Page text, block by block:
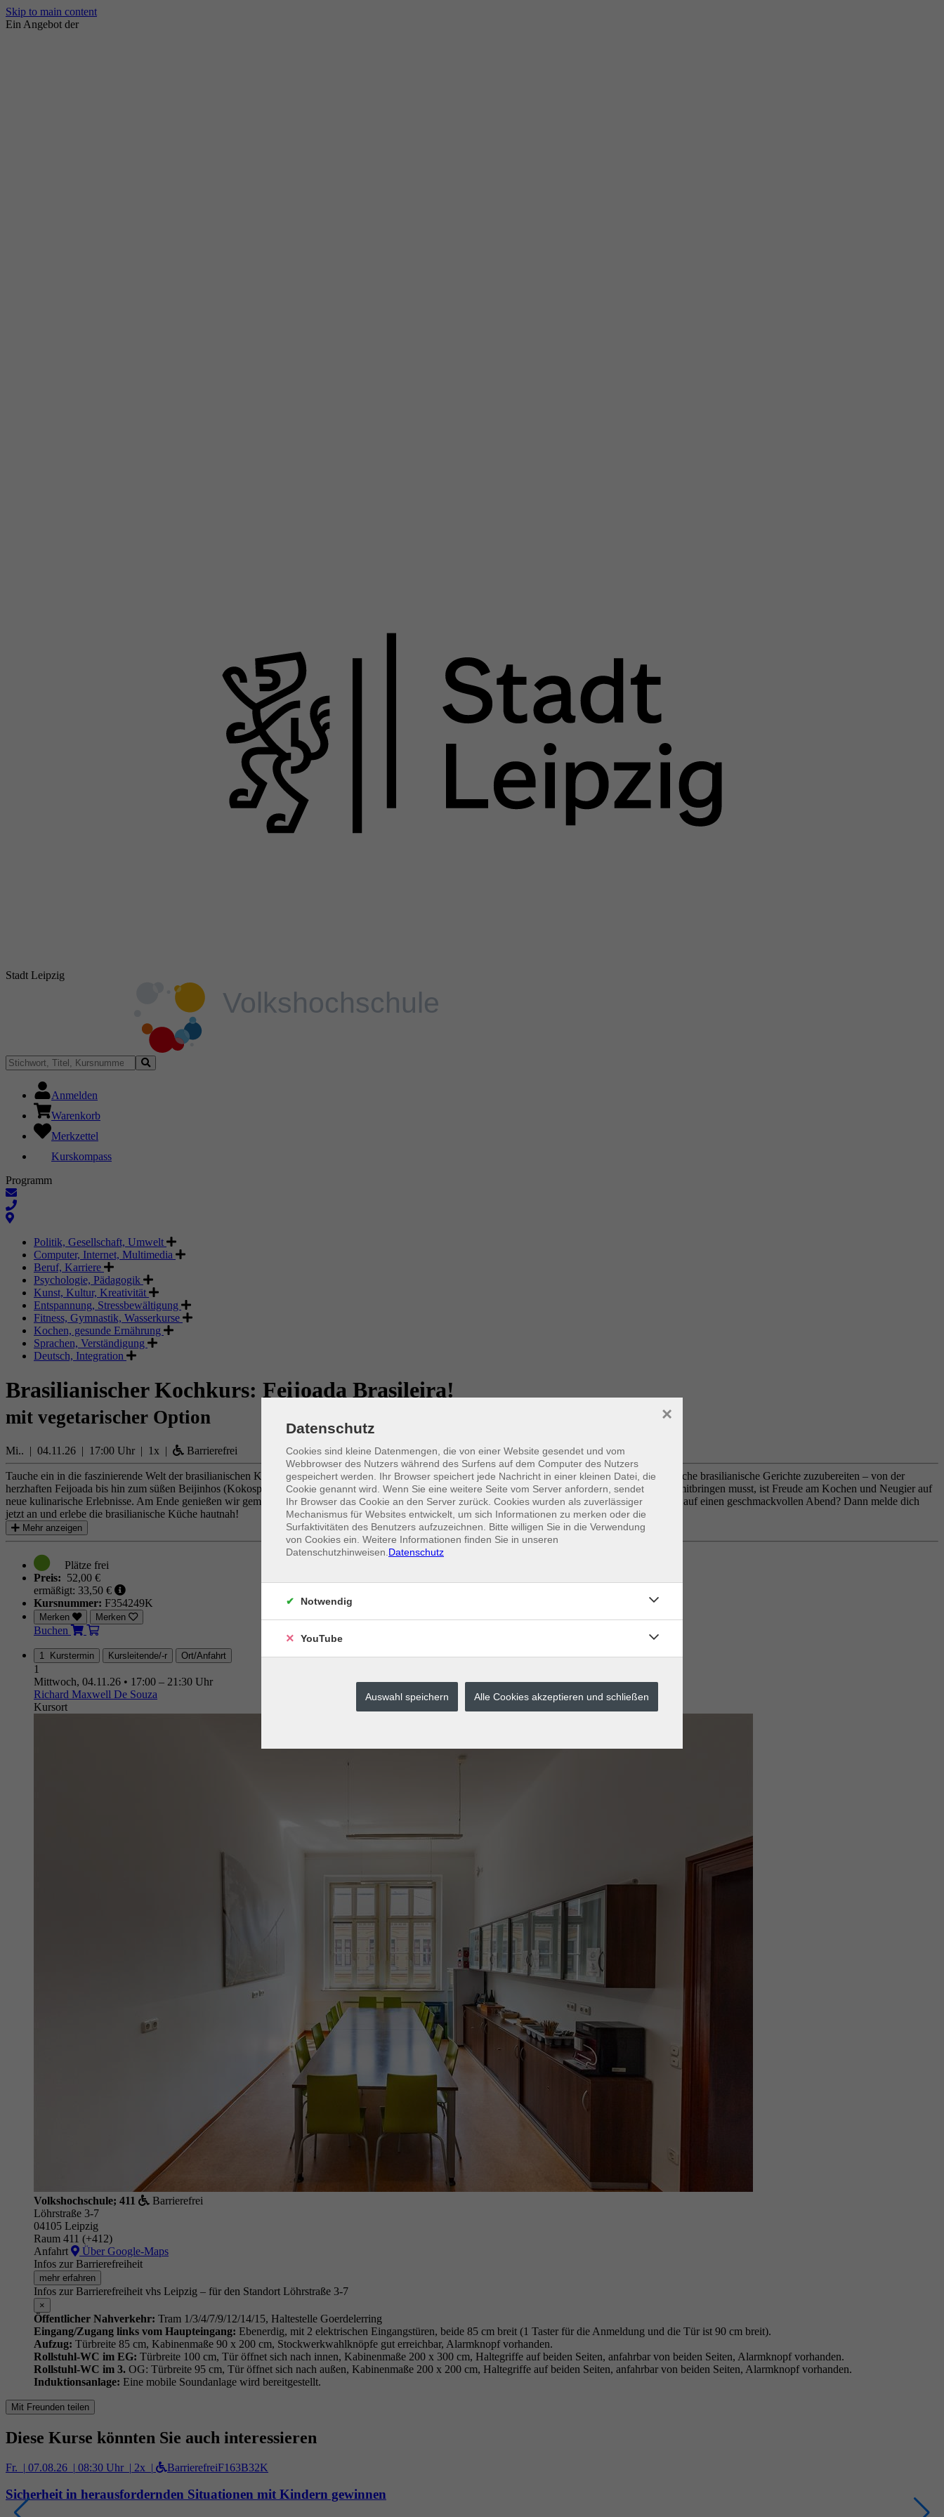
Skip to main content
Ein Angebot der
Stadt Leipzig
Anmelden
Warenkorb
Merkzettel
Kurskompass
Programm
Politik, Gesellschaft, Umwelt
Computer, Internet, Multimedia
Beruf, Karriere
Psychologie, Pädagogik
Kunst, Kultur, Kreativität
Entspannung, Stressbewältigung
Fitness, Gymnastik, Wasserkurse
Kochen, gesunde Ernährung
Sprachen, Verständigung
Deutsch, Integration
Brasilianischer Kochkurs: Feijoada Brasileira!
mit vegetarischer Option
Mi.. | 04.11.26 | 17:00 Uhr | 1x | Barrierefrei
Tauche ein in die faszinierende Welt der brasilianischen Küche und entdecke die Vielfalt und Würze Brasiliens! In unserem Kochkurs lernst du, authentische brasilianische Gerichte zuzubereiten – von der
herzhaften Feijoada bis hin zum süßen Beijinhos (Kokospraline). Der Kurs eignet sich sowohl für Anfänger als auch für Fortgeschrittene. Alles, was du mitbringen musst, ist Freude am Kochen und Neugier auf
neue kulinarische Erlebnisse. Am Ende genießen wir gemeinsam unsere zubereiteten Gerichte und tauchen dabei in die reiche Kultur Brasiliens ein. Lust auf einen geschmackvollen Abend? Dann melde dich
jetzt an und erlebe die brasilianische Küche hautnah!
Mehr anzeigen
Preis: 52,00 €
ermäßigt: 33,50 €
Kursnummer: F354249K
Merken Merken
Buchen
1 Kurstermin Kursleitende/-r Ort/Anfahrt
1
Mittwoch, 04.11.26 • 17:00 – 21:30 Uhr
Richard Maxwell De Souza
Kursort
Volkshochschule; 411
Barrierefrei
Löhrstraße 3-7
04105 Leipzig
Raum 411 (+412)
Anfahrt
Über Google-Maps
Infos zur Barrierefreiheit
mehr erfahren
Infos zur Barrierefreiheit vhs Leipzig – für den Standort Löhrstraße 3-7
×
Öffentlicher Nahverkehr: Tram 1/3/4/7/9/12/14/15, Haltestelle Goerdelerring
Eingang/Zugang links vom Haupteingang: Ebenerdig, mit 2 elektrischen Eingangstüren, beide 85 cm breit (1 Taster für die Anmeldung und die Tür ist 90 cm breit).
Aufzug: Türbreite 85 cm, Kabinenmaße 90 x 200 cm, Stockwerkwahlknöpfe gut erreichbar, Alarmknopf vorhanden.
Rollstuhl-WC im EG: Türbreite 100 cm, Tür öffnet sich nach innen, Kabinenmaße 200 x 300 cm, Haltegriffe auf beiden Seiten, anfahrbar von beiden Seiten, Alarmknopf vorhanden.
Rollstuhl-WC im 3. OG: Türbreite 95 cm, Tür öffnet sich nach außen, Kabinenmaße 200 x 200 cm, Haltegriffe auf beiden Seiten, anfahrbar von beiden Seiten, Alarmknopf vorhanden.
Induktionsanlage: Eine mobile Soundanlage wird bereitgestellt.
Mit Freunden teilen
Diese Kurse könnten Sie auch interessieren
Fr. | 07.08.26 | 08:30 Uhr | 2x | BarrierefreiF163B32K
Sicherheit in herausfordernden Situationen mit Kindern gewinnen
Datenschutz
Cookies sind kleine Datenmengen, die von einer Website gesendet und vom
Webbrowser des Nutzers während des Surfens auf dem Computer des Nutzers
gespeichert werden. Ihr Browser speichert jede Nachricht in einer kleinen Datei, die
Cookie genannt wird. Wenn Sie eine weitere Seite vom Server anfordern, sendet
Ihr Browser das Cookie an den Server zurück. Cookies wurden als zuverlässiger
Mechanismus für Websites entwickelt, um sich Informationen zu merken oder die
Surfaktivitäten des Benutzers aufzuzeichnen. Bitte willigen Sie in die Verwendung
von Cookies ein. Weitere Informationen finden Sie in unseren
Datenschutzhinweisen. Datenschutz
×
Notwendig
YouTube
Auswahl speichern Alle Cookies akzeptieren und schließen